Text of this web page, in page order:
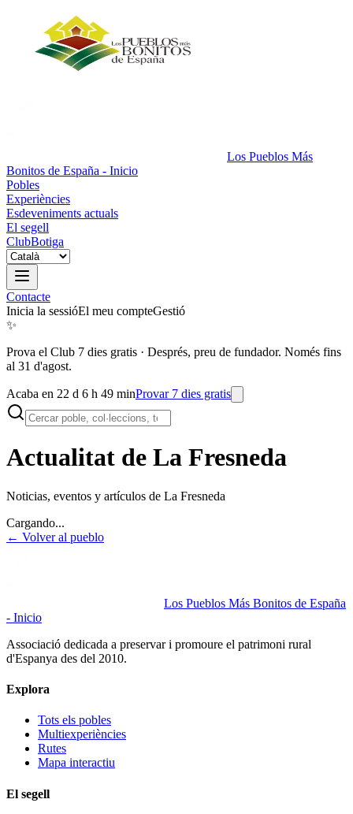
Los Pueblos Más
Bonitos de España - Inicio
Pobles
Experiències
Esdeveniments actuals
El segell
ClubBotiga
Contacte
Inicia la sessióEl meu compteGestió
✨
Prova el Club 7 dies gratis · Després, preu de fundador. Només fins
al 31 d'agost.
Acaba en 22 d 6 h 49 minProvar 7 dies gratis
Actualitat de La Fresneda
Noticias, eventos y artículos de La Fresneda
Cargando...
← Volver al pueblo
Los Pueblos Más Bonitos de España
- Inicio
Associació dedicada a preservar i promoure el patrimoni rural
d'Espanya des del 2010.
Explora
Tots els pobles
Multiexperiències
Rutes
Mapa interactiu
El segell